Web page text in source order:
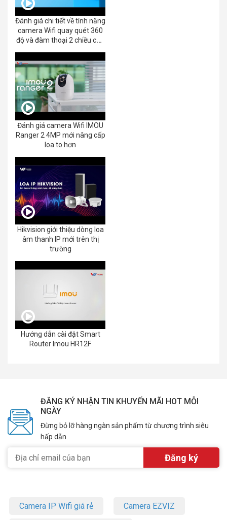
Đánh giá chi tiết về tính năng
camera Wifi quay quét 360
độ và đàm thoại 2 chiều của
Đánh giá camera Wifi IMOU
Ranger 2 4MP mới nâng cấp
loa to hơn
Hikvision giới thiệu dòng loa
âm thanh IP mới trên thị
trường
Hướng dẫn cài đặt Smart
Router Imou HR12F
ĐĂNG KÝ NHẬN TIN KHUYẾN MÃI HOT MỖI
NGÀY
Đừng bỏ lỡ hàng ngàn sản phẩm từ chương trình siêu
hấp dẫn
Camera IP Wifi giá rẻ Camera EZVIZ